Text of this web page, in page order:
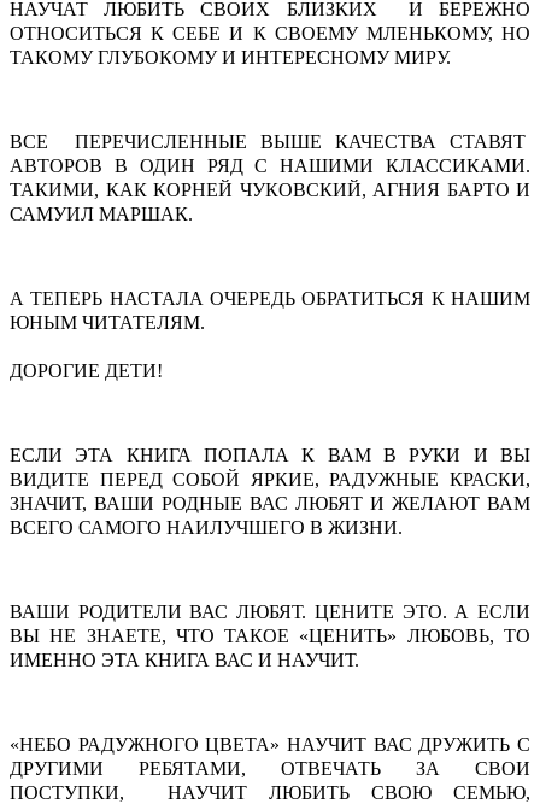
НАУЧАТ ЛЮБИТЬ СВОИХ БЛИЗКИХ И БЕРЕЖНО
ОТНОСИТЬСЯ К СЕБЕ И К СВОЕМУ МЛЕНЬКОМУ, НО
ТАКОМУ ГЛУБОКОМУ И ИНТЕРЕСНОМУ МИРУ.
ВСЕ ПЕРЕЧИСЛЕННЫЕ ВЫШЕ КАЧЕСТВА СТАВЯТ
АВТОРОВ В ОДИН РЯД С НАШИМИ КЛАССИКАМИ.
ТАКИМИ, КАК КОРНЕЙ ЧУКОВСКИЙ, АГНИЯ БАРТО И
САМУИЛ МАРШАК.
А ТЕПЕРЬ НАСТАЛА ОЧЕРЕДЬ ОБРАТИТЬСЯ К НАШИМ
ЮНЫМ ЧИТАТЕЛЯМ.
ДОРОГИЕ ДЕТИ!
ЕСЛИ ЭТА КНИГА ПОПАЛА К ВАМ В РУКИ И ВЫ
ВИДИТЕ ПЕРЕД СОБОЙ ЯРКИЕ, РАДУЖНЫЕ КРАСКИ,
ЗНАЧИТ, ВАШИ РОДНЫЕ ВАС ЛЮБЯТ И ЖЕЛАЮТ ВАМ
ВСЕГО САМОГО НАИЛУЧШЕГО В ЖИЗНИ.
ВАШИ РОДИТЕЛИ ВАС ЛЮБЯТ. ЦЕНИТЕ ЭТО. А ЕСЛИ
ВЫ НЕ ЗНАЕТЕ, ЧТО ТАКОЕ «ЦЕНИТЬ» ЛЮБОВЬ, ТО
ИМЕННО ЭТА КНИГА ВАС И НАУЧИТ.
«НЕБО РАДУЖНОГО ЦВЕТА» НАУЧИТ ВАС ДРУЖИТЬ С
ДРУГИМИ РЕБЯТАМИ, ОТВЕЧАТЬ ЗА СВОИ
ПОСТУПКИ, НАУЧИТ ЛЮБИТЬ СВОЮ СЕМЬЮ,